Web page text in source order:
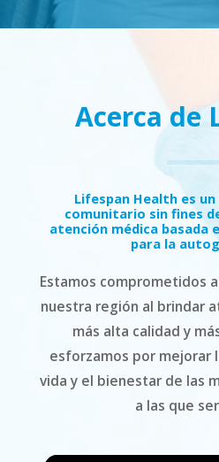
Acerca de
Lifespan Health es
comunitario sin fines
atención médica basada
para la
Estamos comprometidos
nuestra región al brindar
más alta calidad y
esforzamos por mejorar
vida y el bienestar de las
a las que